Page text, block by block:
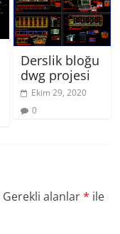
Derslik bloğu
dwg projesi
Ekim 29, 2020
0
Gerekli alanlar* ile